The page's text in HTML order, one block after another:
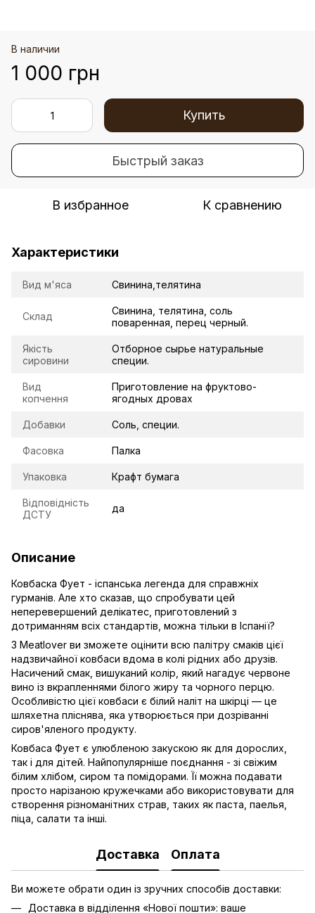
В наличии
1 000 грн
Купить
Быстрый заказ
В избранное К сравнению
Характеристики
Вид м'яса Свинина,телятина
Склад
Свинина, телятина, соль
поваренная, перец черный.
Якість
сировини
Отборное сырье натуральные
специи.
Вид
копчення
Приготовление на фруктово-
ягодных дровах
Добавки Соль, специи.
Фасовка Палка
Упаковка Крафт бумага
Відповідність
ДСТУ
да
Описание
Ковбаска Фует - іспанська легенда для справжніх
гурманів. Але хто сказав, що спробувати цей
неперевершений делікатес, приготовлений з
дотриманням всіх стандартів, можна тільки в Іспанії?
З Meatlover ви зможете оцінити всю палітру смаків цієї
надзвичайної ковбаси вдома в колі рідних або друзів.
Насичений смак, вишуканий колір, який нагадує червоне
вино із вкрапленнями білого жиру та чорного перцю.
Особливістю цієї ковбаси є білий наліт на шкірці — це
шляхетна пліснява, яка утворюється при дозріванні
сиров'яленого продукту.
Ковбаса Фует є улюбленою закускою як для дорослих,
так і для дітей. Найпопулярніше поєднання - зі свіжим
білим хлібом, сиром та помідорами. Її можна подавати
просто нарізаною кружечками або використовувати для
створення різноманітних страв, таких як паста, паелья,
піца, салати та інші.
Доставка Оплата
Ви можете обрати один із зручних способів доставки:
Доставка в відділення «Нової пошти»: ваше